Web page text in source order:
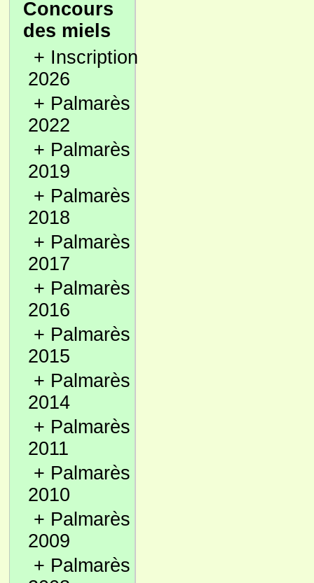
Concours
des miels
+ Inscription
2026
+ Palmarès
2022
+ Palmarès
2019
+ Palmarès
2018
+ Palmarès
2017
+ Palmarès
2016
+ Palmarès
2015
+ Palmarès
2014
+ Palmarès
2011
+ Palmarès
2010
+ Palmarès
2009
+ Palmarès